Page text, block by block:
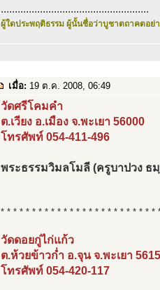
.....................................................
ผู้ใดประพฤติธรรม ผู้นั้นชื่อว่าบูชาตถาคตอย่า
เมื่อ: 19 ต.ค. 2008, 06:49
วัดศรีโคมคำ
ต.เวียง อ.เมือง จ.พะเยา 56000
โทรศัพท์ 054-411-496
พระธรรมวิมลโมลี (ครูบาปวง ธ
* * * * * * * * * * * * * * * * * * * * * * * * *
วัดดอยกู่ไก่แก้ว
ต.ห้วยข้าวก่ำ อ.จุน จ.พะเยา
โทรศัพท์ 054-420-117